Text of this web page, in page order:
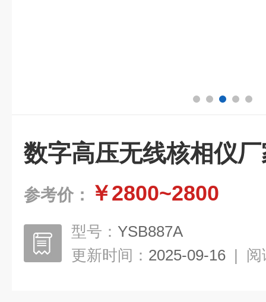
数字高压无线核相仪
参考价： ￥2800~2800
型号： YSB887A
更新时间： 2025-09-16 | 阅